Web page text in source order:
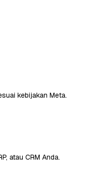
kebijakan Meta.
atau CRM Anda.